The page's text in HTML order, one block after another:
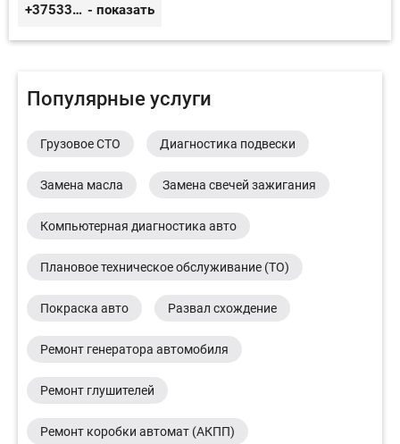
+375333416710 - показать
Популярные услуги
Грузовое СТО Диагностика подвески
Замена масла Замена свечей зажигания
Компьютерная диагностика авто
Плановое техническое обслуживание (ТО)
Покраска авто Развал схождение
Ремонт генератора автомобиля
Ремонт глушителей
Ремонт коробки автомат (АКПП)